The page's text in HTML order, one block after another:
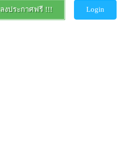
ลงประกาศฟรี !!! Login